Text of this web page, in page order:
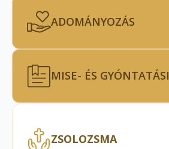
ADOMÁNYOZÁS
MISE- ÉS
ZSOLOZSMA